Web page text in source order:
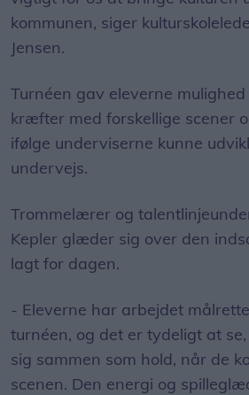
kommunen, siger
Jensen.
Turnéen gav eleverne
kræfter med forskellige scener
ifølge underviserne kunne
undervejs.
Trommelærer og
Kepler glæder sig over den
lagt for dagen.
- Eleverne har arbejdet
turnéen, og det er tydeligt at
sig sammen som hold, når de
scenen. Den energi og